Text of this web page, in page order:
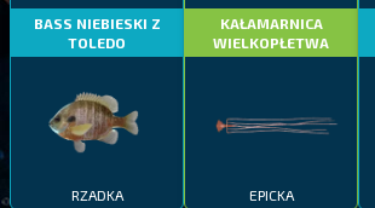
BASS NIEBIESKI Z
TOLEDO
RZADKA
KAŁAMARNICA
WIELKOPŁETWA
EPICKA